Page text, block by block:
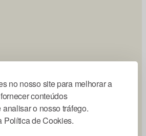
no nosso site para melhorar a
conteúdos
o nosso tráfego.
Política de Cookies.